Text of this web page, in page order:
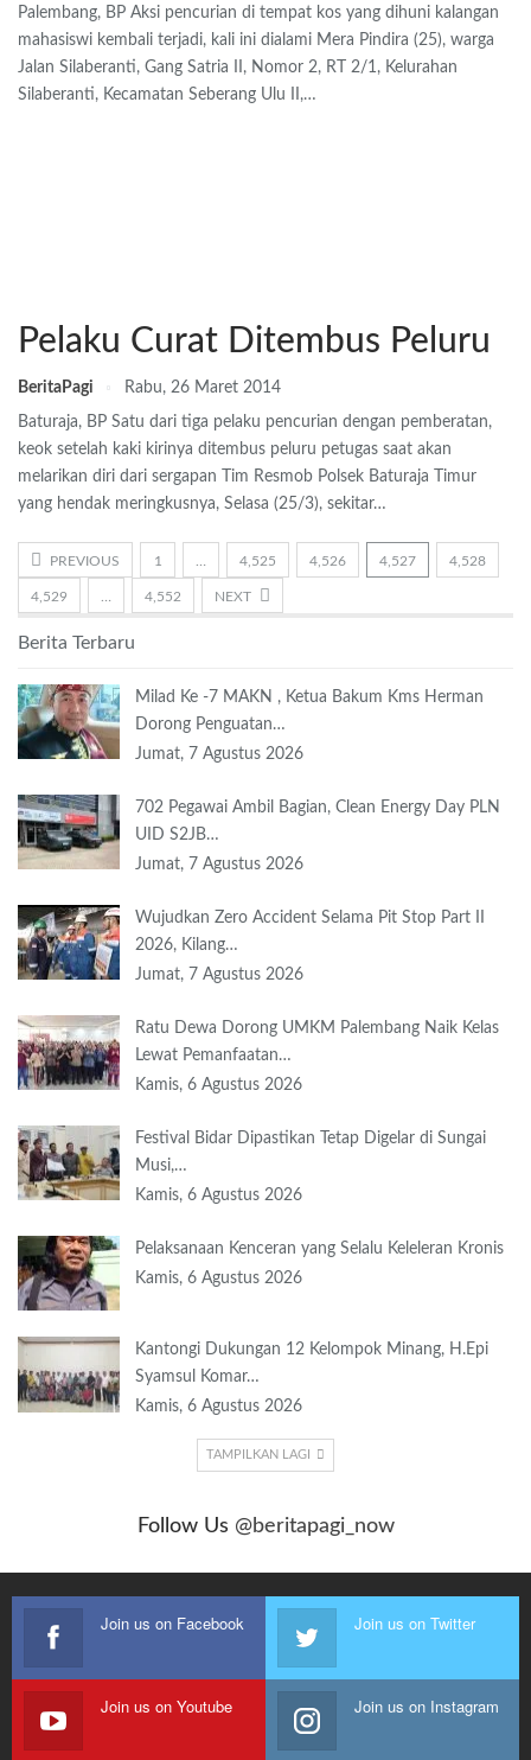
Palembang, BP Aksi pencurian di tempat kos yang dihuni kalangan
mahasiswi kembali terjadi, kali ini dialami Mera Pindira (25), warga
Jalan Silaberanti, Gang Satria II, Nomor 2, RT 2/1, Kelurahan
Silaberanti, Kecamatan Seberang Ulu II,…
Pelaku Curat Ditembus Peluru
BeritaPagi Rabu, 26 Maret 2014
Baturaja, BP Satu dari tiga pelaku pencurian dengan pemberatan,
keok setelah kaki kirinya ditembus peluru petugas saat akan
melarikan diri dari sergapan Tim Resmob Polsek Baturaja Timur
yang hendak meringkusnya, Selasa (25/3), sekitar…
PREVIOUS 1 … 4,525 4,526 4,527 4,528
4,529 … 4,552 NEXT
Berita Terbaru
Milad Ke -7 MAKN , Ketua Bakum Kms Herman
Dorong Penguatan…
Jumat, 7 Agustus 2026
702 Pegawai Ambil Bagian, Clean Energy Day PLN
UID S2JB…
Jumat, 7 Agustus 2026
Wujudkan Zero Accident Selama Pit Stop Part II
2026, Kilang…
Jumat, 7 Agustus 2026
Ratu Dewa Dorong UMKM Palembang Naik Kelas
Lewat Pemanfaatan…
Kamis, 6 Agustus 2026
Festival Bidar Dipastikan Tetap Digelar di Sungai
Musi,…
Kamis, 6 Agustus 2026
Pelaksanaan Kenceran yang Selalu Keleleran Kronis
Kamis, 6 Agustus 2026
Kantongi Dukungan 12 Kelompok Minang, H.Epi
Syamsul Komar…
Kamis, 6 Agustus 2026
TAMPILKAN LAGI
Follow Us @beritapagi_now
Join us on Facebook Join us on Twitter
Join us on Youtube Join us on Instagram